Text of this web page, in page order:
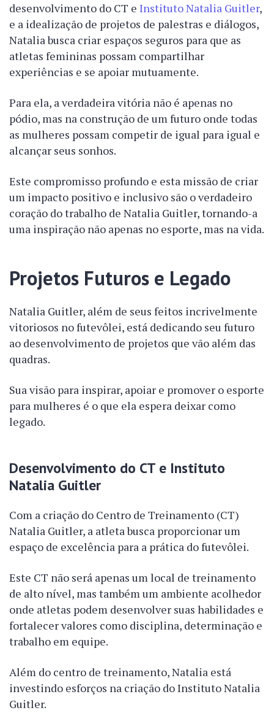
desenvolvimento do CT e Instituto Natalia Guitler,
e a idealização de projetos de palestras e diálogos,
Natalia busca criar espaços seguros para que as
atletas femininas possam compartilhar
experiências e se apoiar mutuamente.
Para ela, a verdadeira vitória não é apenas no
pódio, mas na construção de um futuro onde todas
as mulheres possam competir de igual para igual e
alcançar seus sonhos.
Este compromisso profundo e esta missão de criar
um impacto positivo e inclusivo são o verdadeiro
coração do trabalho de Natalia Guitler, tornando-a
uma inspiração não apenas no esporte, mas na vida.
Projetos Futuros e Legado
Natalia Guitler, além de seus feitos incrivelmente
vitoriosos no futevôlei, está dedicando seu futuro
ao desenvolvimento de projetos que vão além das
quadras.
Sua visão para inspirar, apoiar e promover o esporte
para mulheres é o que ela espera deixar como
legado.
Desenvolvimento do CT e Instituto
Natalia Guitler
Com a criação do Centro de Treinamento (CT)
Natalia Guitler, a atleta busca proporcionar um
espaço de excelência para a prática do futevôlei.
Este CT não será apenas um local de treinamento
de alto nível, mas também um ambiente acolhedor
onde atletas podem desenvolver suas habilidades e
fortalecer valores como disciplina, determinação e
trabalho em equipe.
Além do centro de treinamento, Natalia está
investindo esforços na criação do Instituto Natalia
Guitler.